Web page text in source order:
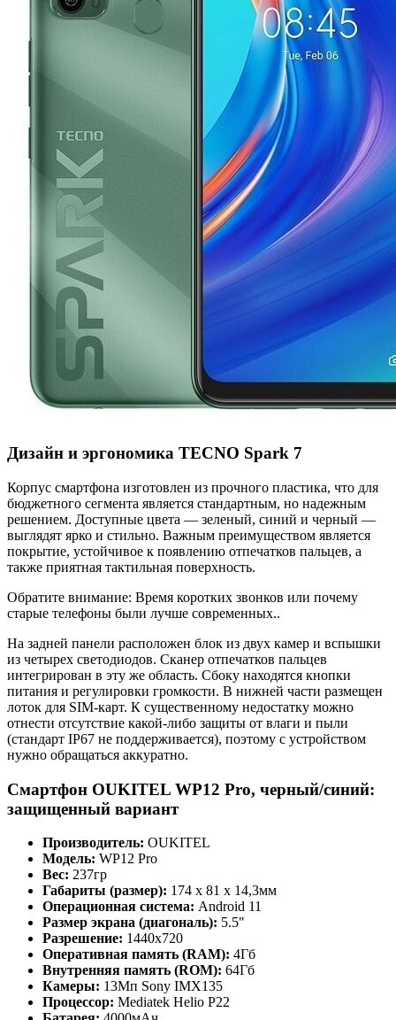
Дизайн и эргономика TECNO Spark 7
Корпус смартфона изготовлен из прочного пластика, что для
бюджетного сегмента является стандартным, но надежным
решением. Доступные цвета — зеленый, синий и черный —
выглядят ярко и стильно. Важным преимуществом является
покрытие, устойчивое к появлению отпечатков пальцев, а
также приятная тактильная поверхность.
Обратите внимание: Время коротких звонков или почему
старые телефоны были лучше современных..
На задней панели расположен блок из двух камер и вспышки
из четырех светодиодов. Сканер отпечатков пальцев
интегрирован в эту же область. Сбоку находятся кнопки
питания и регулировки громкости. В нижней части размещен
лоток для SIM-карт. К существенному недостатку можно
отнести отсутствие какой-либо защиты от влаги и пыли
(стандарт IP67 не поддерживается), поэтому с устройством
нужно обращаться аккуратно.
Смартфон OUKITEL WP12 Pro, черный/синий:
защищенный вариант
Производитель: OUKITEL
Модель: WP12 Pro
Вес: 237гр
Габариты (размер): 174 x 81 x 14,3мм
Операционная система: Android 11
Размер экрана (диагональ): 5.5"
Разрешение: 1440x720
Оперативная память (RAM): 4Гб
Внутренняя память (ROM): 64Гб
Камеры: 13Мп Sony IMX135
Процессор: Mediatek Helio P22